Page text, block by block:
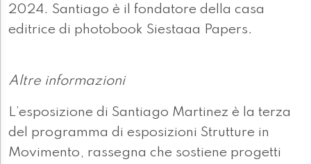
2024. Santiago è il fondatore della casa
editrice di photobook Siestaaa Papers.
Altre informazioni
L’esposizione di Santiago Martinez è la terza
del programma di esposizioni Strutture in
Movimento, rassegna che sostiene progetti